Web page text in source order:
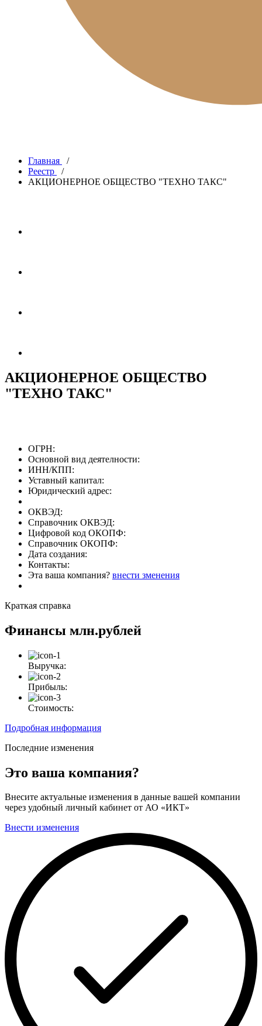
Главная
/
Реестр
/
АКЦИОНЕРНОЕ ОБЩЕСТВО "ТЕХНО ТАКС"
АКЦИОНЕРНОЕ ОБЩЕСТВО
"ТЕХНО ТАКС"
ОГРН:
Основной вид деятелности:
ИНН/КПП:
Уставный капитал:
Юридический адрес:
ОКВЭД:
Справочник ОКВЭД:
Цифровой код ОКОПФ:
Справочник ОКОПФ:
Дата создания:
Контакты:
Эта ваша компания? внести зменения
Краткая справка
Финансы млн.рублей
Выручка:
Прибыль:
Стоимость:
Подробная информация
Последние изменения
Это ваша компания?
Внесите актуальные изменения в данные вашей компании
через удобный личный кабинет от АО «ИКТ»
Внести изменения